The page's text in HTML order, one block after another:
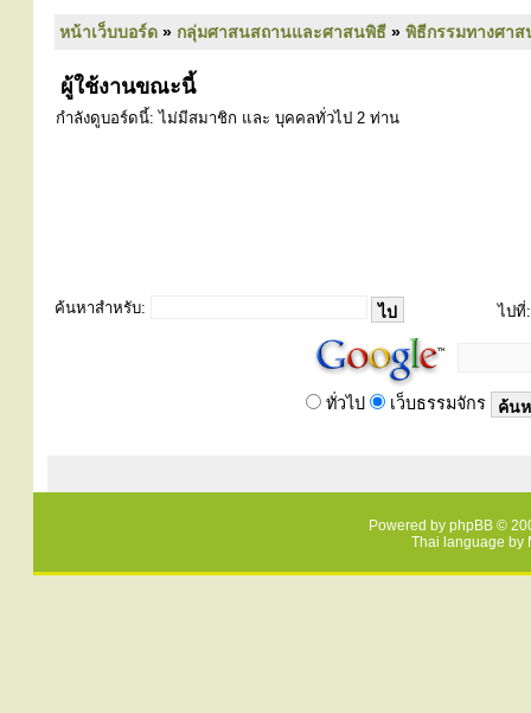
หน้าเว็บบอร์ด » กลุ่มศาสนสถานและศาสนพิธี » พิธีกรรมทางศา
ผู้ใช้งานขณะนี้
กำลังดูบอร์ดนี้: ไม่มีสมาชิก และ บุคคลทั่วไป 2 ท่าน
ค้นหาสำหรับ: ไปที่:
ทั่วไป เว็บธรรมจักร
Powered by phpBB ©
Thai language by